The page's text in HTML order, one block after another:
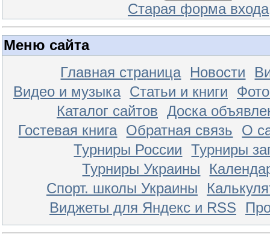
Старая форма входа
Меню сайта
Главная страница
Новости
Видео и музыка Статьи и книги
Каталог сайтов Доска
Гостевая книга Обратная связь
О
Турниры России
Турниры
Турниры Украины
Спорт. школы Украины
Виджеты для Яндекс и RSS